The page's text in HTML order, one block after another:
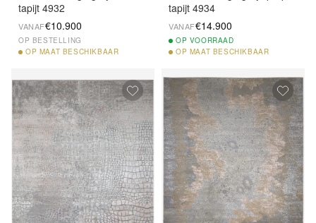
tapijt 4932
VANAF€10.900
OP BESTELLING
OP MAAT BESCHIKBAAR
tapijt 4934
VANAF€14.900
OP VOORRAAD
OP MAAT BESCHIKBAAR